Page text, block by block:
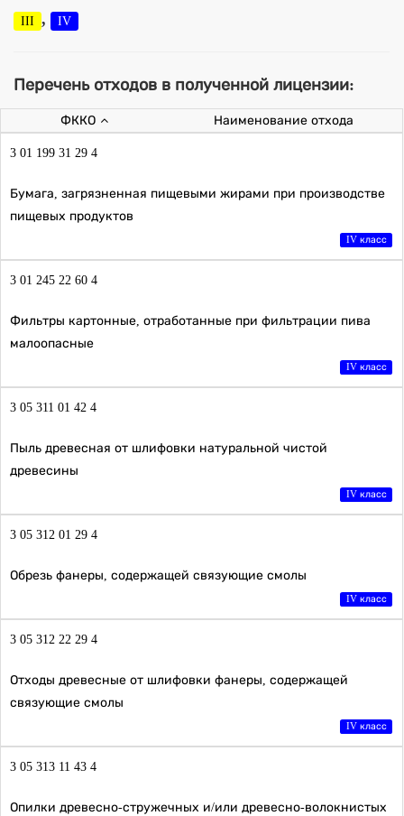
III , IV
Перечень отходов в полученной лицензии:
ФККО Наименование отхода
3 01 199 31 29 4
Бумага, загрязненная пищевыми жирами при производстве
пищевых продуктов
IV класс
3 01 245 22 60 4
Фильтры картонные, отработанные при фильтрации пива
малоопасные
IV класс
3 05 311 01 42 4
Пыль древесная от шлифовки натуральной чистой
древесины
IV класс
3 05 312 01 29 4
Обрезь фанеры, содержащей связующие смолы
IV класс
3 05 312 22 29 4
Отходы древесные от шлифовки фанеры, содержащей
связующие смолы
IV класс
3 05 313 11 43 4
Опилки древесно-стружечных и/или древесно-волокнистых